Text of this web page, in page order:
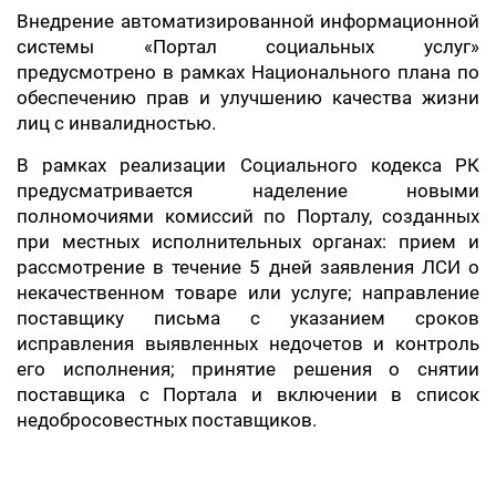
Внедрение автоматизированной информационной
системы «Портал социальных услуг»
предусмотрено в рамках Национального плана по
обеспечению прав и улучшению качества жизни
лиц с инвалидностью.
В рамках реализации Социального кодекса РК
предусматривается наделение новыми
полномочиями комиссий по Порталу, созданных
при местных исполнительных органах: прием и
рассмотрение в течение 5 дней заявления ЛСИ о
некачественном товаре или услуге; направление
поставщику письма с указанием сроков
исправления выявленных недочетов и контроль
его исполнения; принятие решения о снятии
поставщика с Портала и включении в список
недобросовестных поставщиков.